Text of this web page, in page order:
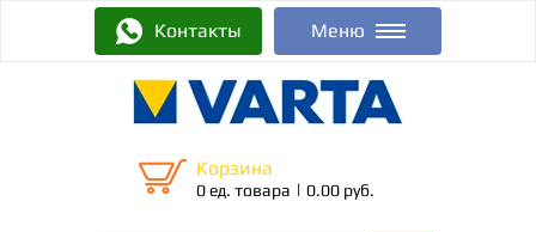
Контакты Меню
Корзина
0 ед. товара | 0.00 руб.